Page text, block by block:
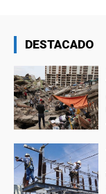
DESTACADO